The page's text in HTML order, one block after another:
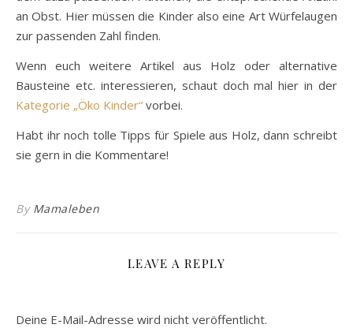
an Obst. Hier müssen die Kinder also eine Art Würfelaugen
zur passenden Zahl finden.
Wenn euch weitere Artikel aus Holz oder alternative
Bausteine etc. interessieren, schaut doch mal hier in der
Kategorie „Öko Kinder“ vorbei.
Habt ihr noch tolle Tipps für Spiele aus Holz, dann schreibt
sie gern in die Kommentare!
By Mamaleben
LEAVE A REPLY
Deine E-Mail-Adresse wird nicht veröffentlicht.